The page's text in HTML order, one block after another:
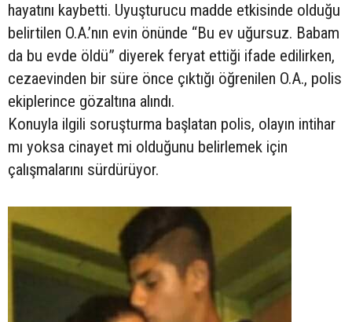
hayatını kaybetti. Uyuşturucu madde etkisinde olduğu
belirtilen O.A.’nın evin önünde “Bu ev uğursuz. Babam
da bu evde öldü” diyerek feryat ettiği ifade edilirken,
cezaevinden bir süre önce çıktığı öğrenilen O.A., polis
ekiplerince gözaltına alındı.
Konuyla ilgili soruşturma başlatan polis, olayın intihar
mı yoksa cinayet mi olduğunu belirlemek için
çalışmalarını sürdürüyor.